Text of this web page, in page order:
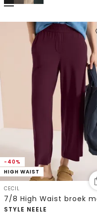
-40%
HIGH WAIST
CECIL
STYLE NEELE